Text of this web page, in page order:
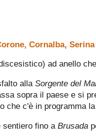
Cornalba, Serina
ad anello
alla Sorgente del
sopra il paese e si
che c'è in programma
sentiero fino a Brusada